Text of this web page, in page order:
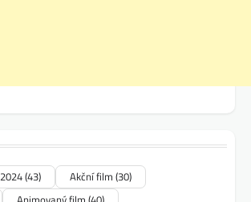
2024(43) Akční film (30)